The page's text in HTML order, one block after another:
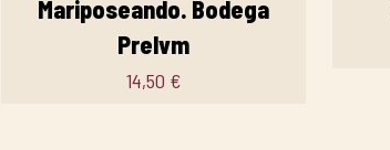
Mariposeando. Bodega
Prelvm
14,50 €